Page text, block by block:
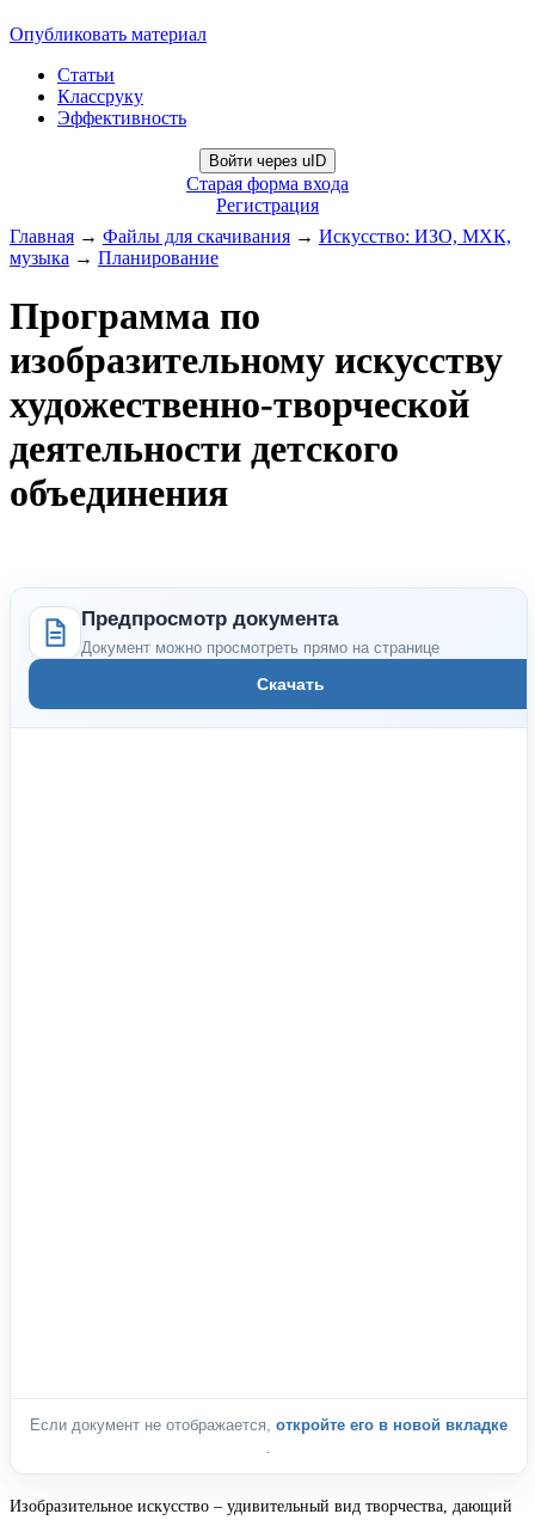
Опубликовать материал
Статьи
Классруку
Эффективность
Войти через uID
Старая форма входа
Регистрация
Главная → Файлы для скачивания → Искусство: ИЗО, МХК,
музыка → Планирование
Программа по
изобразительному искусству
художественно-творческой
деятельности детского
объединения
Предпросмотр документа
Документ можно просмотреть прямо на странице
Скачать
Если документ не отображается, откройте его в новой вкладке
Изобразительное искусство – удивительный вид творчества, дающий